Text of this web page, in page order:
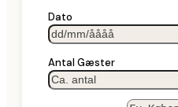
Dato
Antal Gæster